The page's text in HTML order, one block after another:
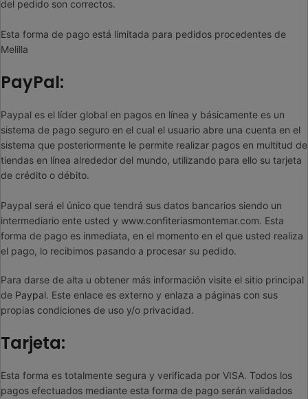
del pedido son correctos.
Esta forma de pago está limitada para pedidos procedentes de
Melilla
PayPal:
Paypal es el líder global en pagos en línea y básicamente es un
sistema de pago seguro en el cual el usuario abre una cuenta en el
sistema que posteriormente le permite realizar pagos en multitud de
tiendas en línea alrededor del mundo, utilizando para ello su tarjeta
de crédito o débito.
Paypal será el único que tendrá sus datos bancarios siendo un
intermediario ente usted y www.confiteriasmontemar.com. Esta
forma de pago es inmediata, en el momento en el que usted realiza
el pago, lo recibimos pasando a procesar su pedido.
Para darse de alta u obtener más información visite el sitio principal
de Paypal. Este enlace es externo y enlaza a páginas con sus
propias condiciones de uso y/o privacidad.
Tarjeta:
Esta forma es totalmente segura y verificada por VISA. Todos los
pagos efectuados mediante esta forma de pago serán validados